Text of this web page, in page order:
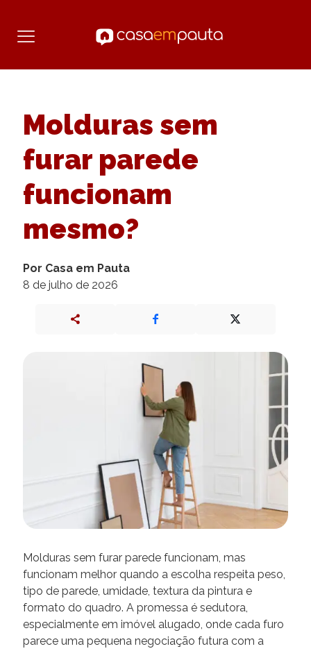
Molduras sem
furar parede
funcionam
mesmo?
Por Casa em Pauta
8 de julho de 2026
Molduras sem furar parede funcionam, mas
funcionam melhor quando a escolha respeita peso,
tipo de parede, umidade, textura da pintura e
formato do quadro. A promessa é sedutora,
especialmente em imóvel alugado, onde cada furo
parece uma pequena negociação futura com a